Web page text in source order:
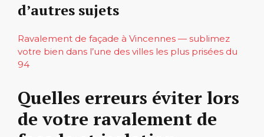
d’autres sujets
Ravalement de façade à Vincennes — sublimez
votre bien dans l’une des villes les plus prisées du
94
Quelles erreurs éviter lors
de votre ravalement de